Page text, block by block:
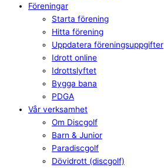
Föreningar
Starta förening
Hitta förening
Uppdatera föreningsuppgifter
Idrott online
Idrottslyftet
Bygga bana
PDGA
Vår verksamhet
Om Discgolf
Barn & Junior
Paradiscgolf
Dövidrott (discgolf)